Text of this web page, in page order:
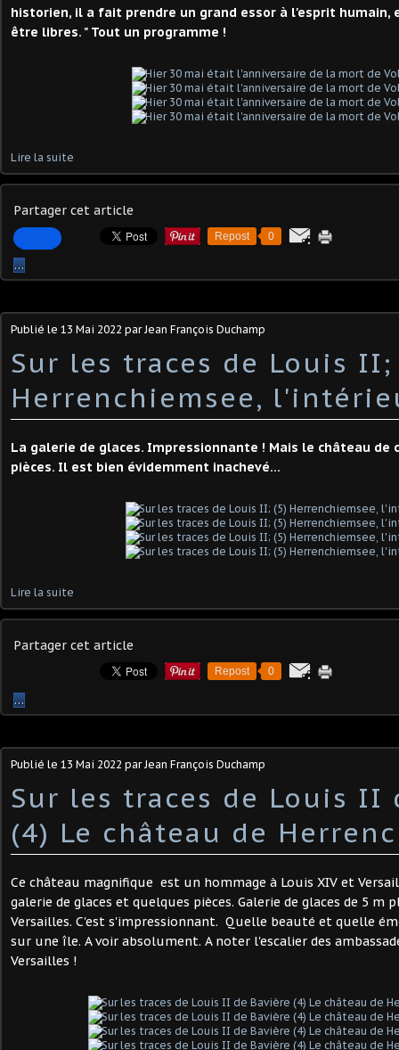
historien, il a fait prendre un grand essor à l'esprit humain,
être libres. " Tout un programme !
Lire la suite
Partager cet article
Repost 0
…
Publié le 13 Mai 2022 par Jean François Duchamp
Sur les traces de Louis II;
Herrenchiemsee,
La galerie de glaces. Impressionnante ! Mais le château de
pièces. Il est bien évidemment inachevé...
Lire la suite
Partager cet article
Repost 0
…
Publié le 13 Mai 2022 par Jean François Duchamp
Sur les traces de Louis II
(4) Le château de
Ce château magnifique est un hommage à Louis XIV et
galerie de glaces et quelques pièces. Galerie de glaces de 5 m
Versailles. C'est s'impressionnant. Quelle beauté et quelle
sur une île. A voir absolument. A noter l'escalier des
Versailles !